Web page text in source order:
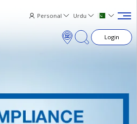
Personal Urdu
Login